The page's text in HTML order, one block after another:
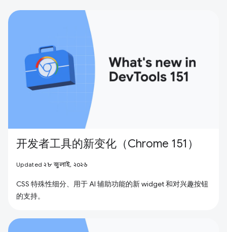
开发者工具的新变化（Chrome 151）
Updated ২৮ জুলাই, ২০২৬
CSS 特殊性细分、用于 AI 辅助功能的新 widget 和对兴趣按钮
的支持。